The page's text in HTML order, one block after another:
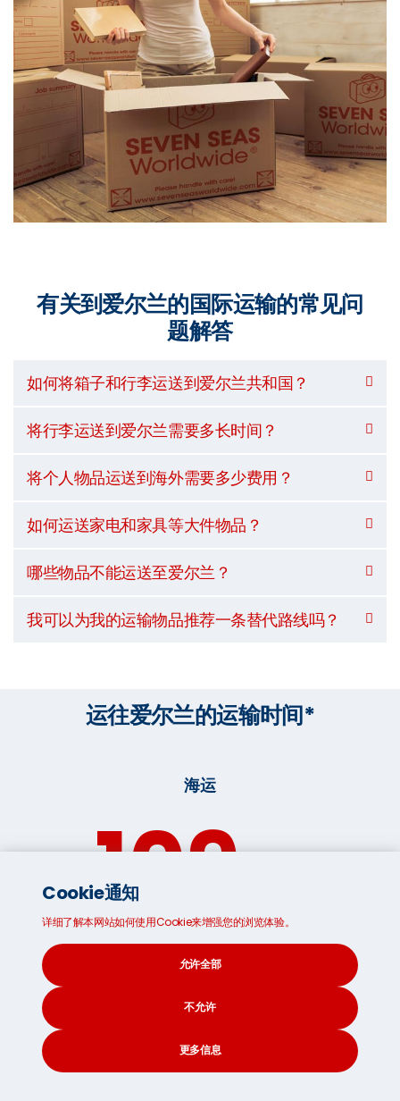
有关到爱尔兰的国际运输的常见问
题解答
如何将箱子和行李运送到爱尔兰共和国？
将行李运送到爱尔兰需要多长时间？
将个人物品运送到海外需要多少费用？
如何运送家电和家具等大件物品？
哪些物品不能运送至爱尔兰？
我可以为我的运输物品推荐一条替代路线吗？
运往爱尔兰的运输时间*
海运
109
*预估时间，会根据全球海运，运输形势而改变
确保您的物品完好无损地运送至目的地的，我们建议您聘请
Cookie通知
详细了解本网站如何使用Cookie来增强您的浏览体验。
允许全部
不允许
更多信息